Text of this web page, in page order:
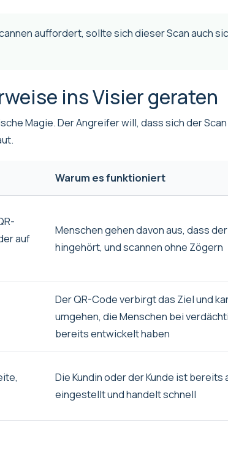
auffordert, sollte sich dieser Scan auch
ins Visier geraten
Magie. Der Angreifer will, dass sich der
Warum es funktioniert
auf
Menschen gehen davon aus, dass
hingehört, und scannen ohne Zögern
Der QR-Code verbirgt das Ziel und
umgehen, die Menschen bei
bereits entwickelt haben
Die Kundin oder der Kunde ist bereits
eingestellt und handelt schnell